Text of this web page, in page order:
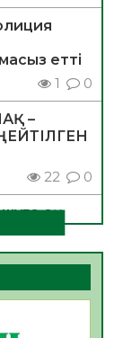
етті
1 0
–
22 0
ең
26 0
– әр